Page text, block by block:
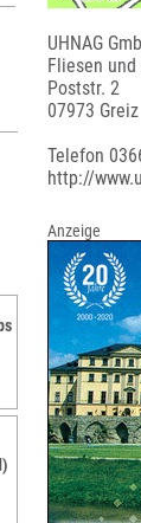
UHNAG
Fliesen und
Poststr. 2
07973 Greiz
Telefon
http://
Anzeige